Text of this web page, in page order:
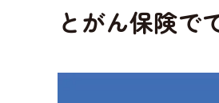
とがん保険で